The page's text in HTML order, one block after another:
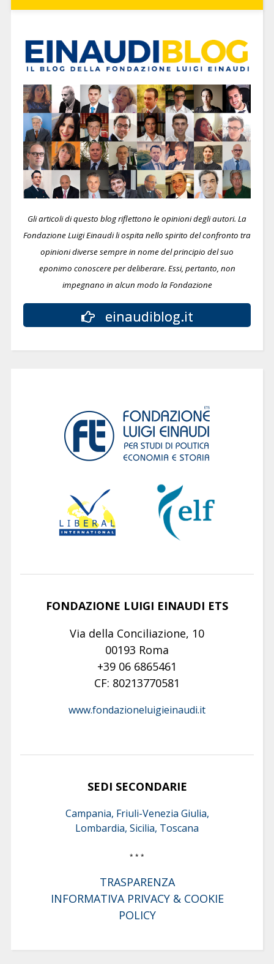
Gli articoli di questo blog riflettono le opinioni degli autori. La
Fondazione Luigi Einaudi li ospita nello spirito del confronto tra
opinioni diverse sempre in nome del principio del suo
eponimo conoscere per deliberare. Essi, pertanto, non
impegnano in alcun modo la Fondazione
einaudiblog.it
FONDAZIONE LUIGI EINAUDI ETS
Via della Conciliazione, 10
00193 Roma
+39 06 6865461
CF: 80213770581
www.fondazioneluigieinaudi.it
SEDI SECONDARIE
Campania, Friuli-Venezia Giulia,
Lombardia, Sicilia, Toscana
* * *
TRASPARENZA
INFORMATIVA PRIVACY & COOKIE
POLICY